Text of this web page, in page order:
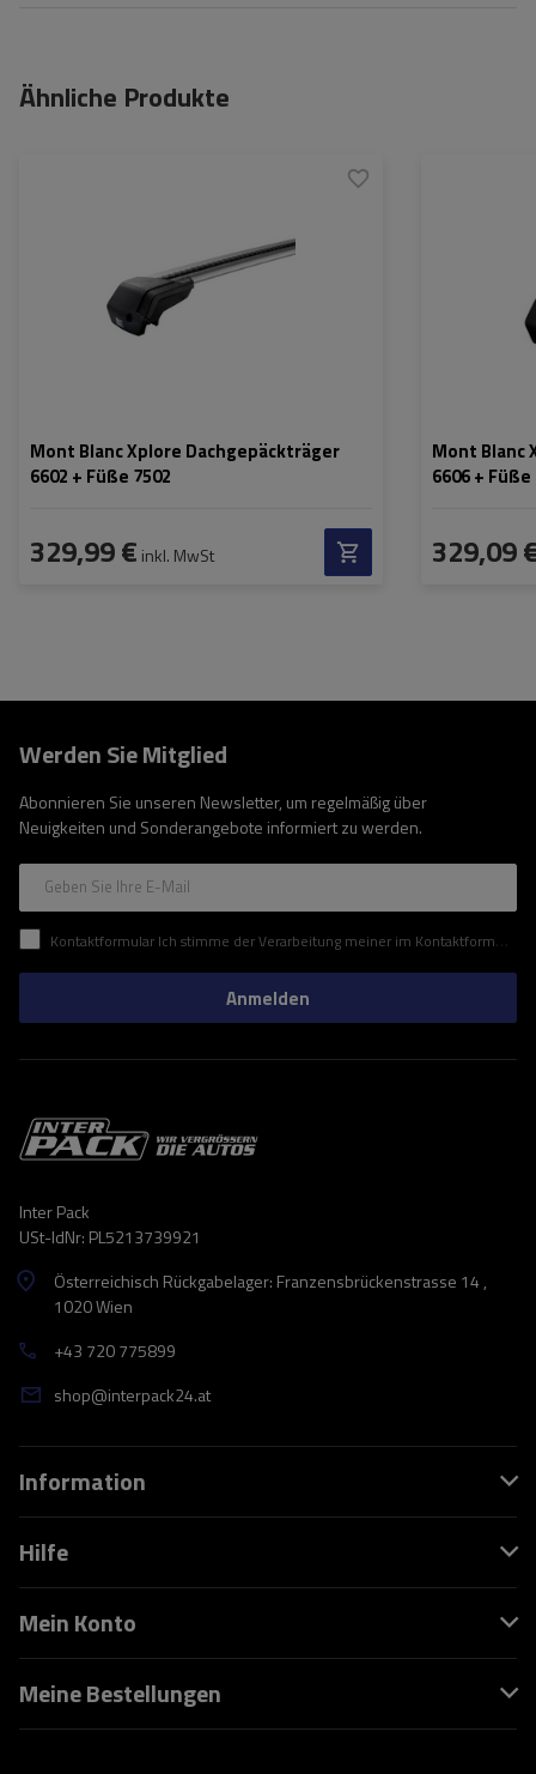
Ähnliche Produkte
Mont Blanc Xplore Dachgepäckträger
6602 + Füße 7502
329,99 € inkl. MwSt
silber
Mont Blanc
6606 + Füße
329,09
Werden Sie Mitglied
Abonnieren Sie unseren Newsletter, um regelmäßig über
Neuigkeiten und Sonderangebote informiert zu werden.
Geben Sie Ihre E-Mail
Kontaktformular Ich stimme der Verarbeitung meiner im Kontaktformular enthaltenen personenbezogenen Daten gemäß der Verordnung (EU) des Europäischen Parlaments und des Rates zu.
Anmelden
Inter Pack
USt-IdNr: PL5213739921
Österreichisch Rückgabelager: Franzensbrückenstrasse 14 ,
1020 Wien
+43 720 775899
shop@interpack24.at
Information
Hilfe
Mein Konto
Meine Bestellungen